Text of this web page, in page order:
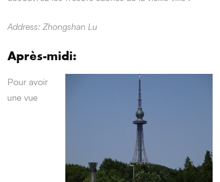
Address: Zhongshan Lu
Après-midi:
Pour avoir
une vue